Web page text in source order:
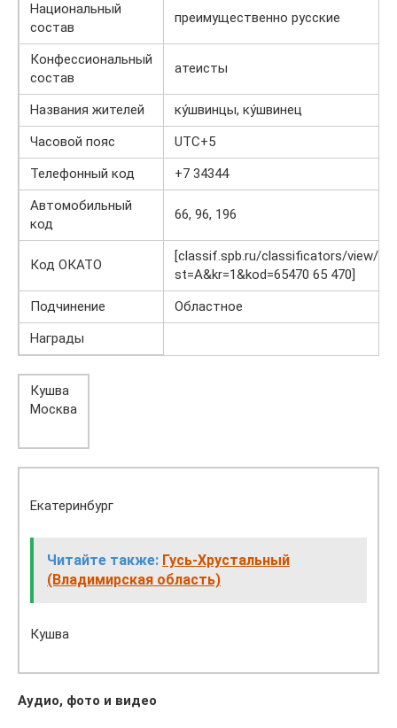
Национальный
состав
преимущественно русские
Конфессиональный
состав
атеисты
Названия жителей
ку́швинцы, ку́швинец
Часовой пояс
UTC+5
Телефонный код
+7 34344
Автомобильный
код
66, 96, 196
Код ОКАТО
[classif.spb.ru/classificators/view/
st=A&kr=1&kod=65470 65 470]
Подчинение
Областное
Награды
Кушва
Москва
Екатеринбург
Читайте также: Гусь-Хрустальный
(Владимирская область)
Кушва
Аудио, фото и видео